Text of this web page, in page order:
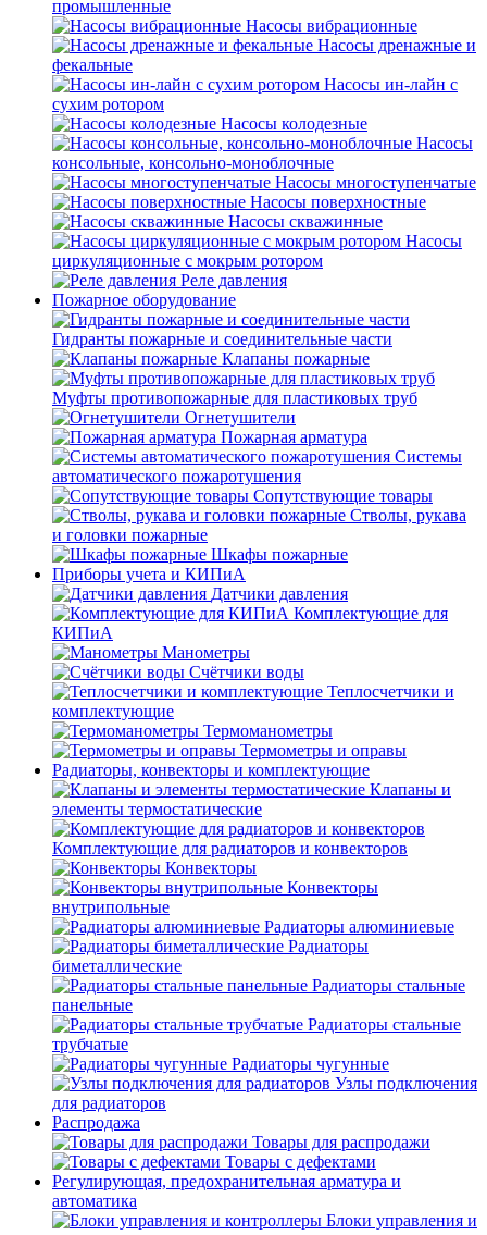
промышленные
Насосы вибрационные
Насосы дренажные и
фекальные
Насосы ин-лайн с
сухим ротором
Насосы колодезные
Насосы
консольные, консольно-моноблочные
Насосы многоступенчатые
Насосы поверхностные
Насосы скважинные
Насосы
циркуляционные с мокрым ротором
Реле давления
Пожарное оборудование
Гидранты пожарные и соединительные части
Клапаны пожарные
Муфты противопожарные для пластиковых труб
Огнетушители
Пожарная арматура
Системы
автоматического пожаротушения
Сопутствующие товары
Стволы, рукава
и головки пожарные
Шкафы пожарные
Приборы учета и КИПиА
Датчики давления
Комплектующие для
КИПиА
Манометры
Счётчики воды
Теплосчетчики и
комплектующие
Термоманометры
Термометры и оправы
Радиаторы, конвекторы и комплектующие
Клапаны и
элементы термостатические
Комплектующие для радиаторов и конвекторов
Конвекторы
Конвекторы
внутрипольные
Радиаторы алюминиевые
Радиаторы
биметаллические
Радиаторы стальные
панельные
Радиаторы стальные
трубчатые
Радиаторы чугунные
Узлы подключения
для радиаторов
Распродажа
Товары для распродажи
Товары с дефектами
Регулирующая, предохранительная арматура и
автоматика
Блоки управления и